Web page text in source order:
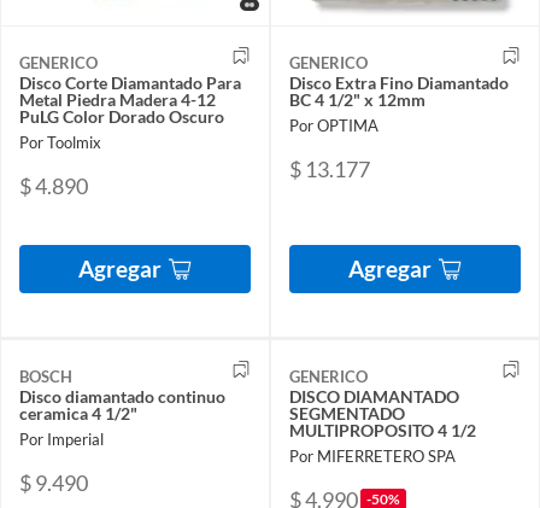
GENERICO
Disco Corte Diamantado Para
Metal Piedra Madera 4-12
PuLG Color Dorado Oscuro
Por Toolmix
$ 4.890
Agregar
GENERICO
Disco Extra Fino Diamantado
BC 4 1/2" x 12mm
Por OPTIMA
$ 13.177
Agregar
BOSCH
Disco diamantado continuo
ceramica 4 1/2"
Por Imperial
$ 9.490
GENERICO
DISCO DIAMANTADO
SEGMENTADO
MULTIPROPOSITO 4 1/2
Por MIFERRETERO SPA
$ 4.990 -50%